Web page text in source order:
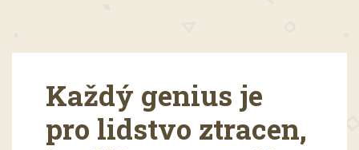
Každý genius je
pro lidstvo ztracen,